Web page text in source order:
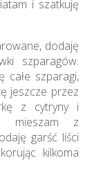
i szatkuję
dodaję
szparagów.
całe szparagi,
jeszcze przez
z cytryny i
mieszam z
garść liści
kilkoma